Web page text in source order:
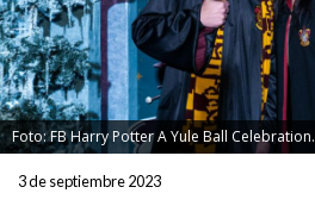
Foto: FB Harry Potter A Yule Ball Celebration.
3 de septiembre 2023